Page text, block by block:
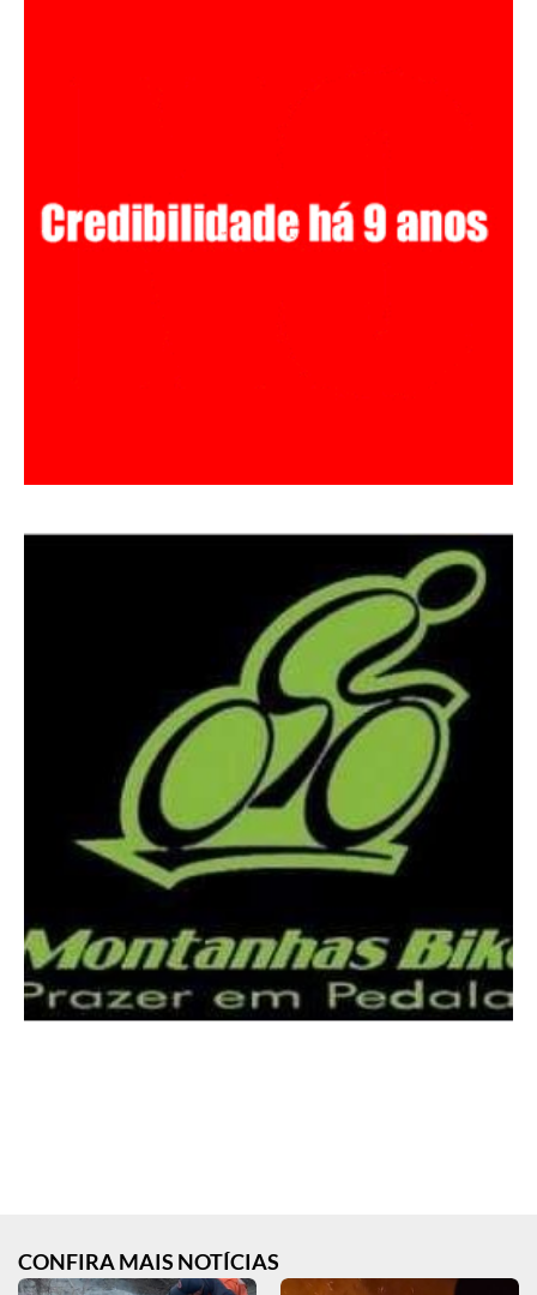
CONFIRA MAIS NOTÍCIAS